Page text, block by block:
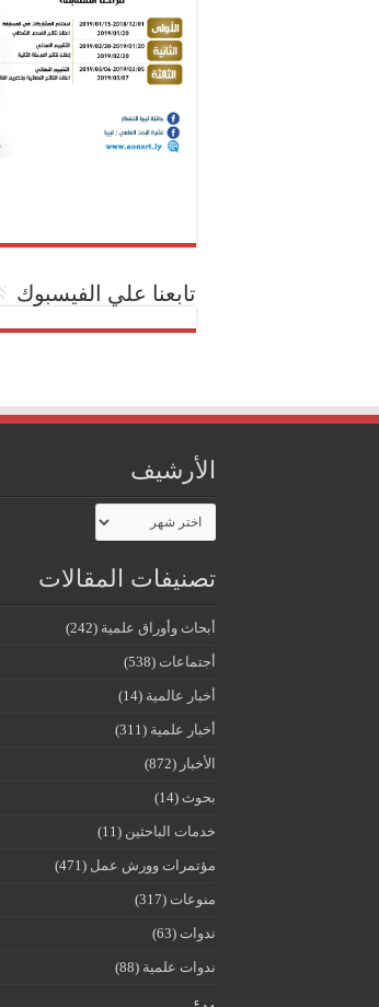
تابعنا علي الفيسبوك
الأرشيف
الأرشيف
تصنيفات المقالات
أبحاث وأوراق علمية (242)
أجتماعات (538)
أخبار عالمية (14)
أخبار علمية (311)
الأخبار (872)
بحوث (14)
خدمات الباحثين (11)
مؤتمرات وورش عمل (471)
منوعات (317)
ندوات (63)
ندوات علمية (88)